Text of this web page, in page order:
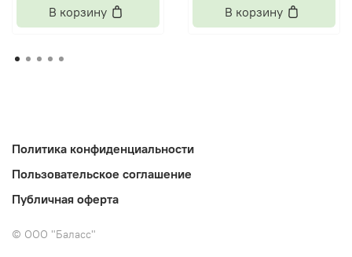
В корзину В корзину
Политика конфиденциальности
Пользовательское соглашение
Публичная оферта
© ООО "Баласс"